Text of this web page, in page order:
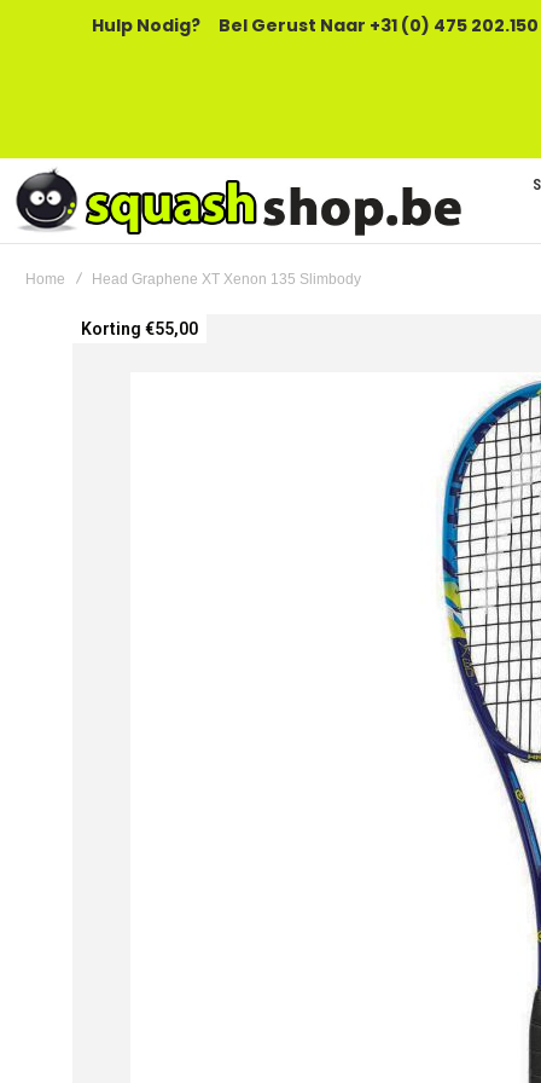
Hulp Nodig? Bel Gerust Naar +31 (0) 475
Home Head Graphene XT Xenon 135 Slimbody
Ga
Korting €55,00